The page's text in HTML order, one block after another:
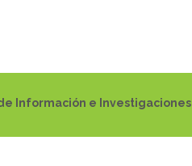
Información e Investigaciones